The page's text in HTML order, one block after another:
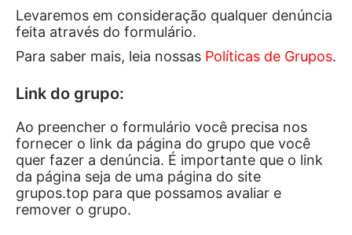
Levaremos em consideração qualquer denúncia
feita através do formulário.
Para saber mais, leia nossas Políticas de Grupos.
Link do grupo:
Ao preencher o formulário você precisa nos
fornecer o link da página do grupo que você
quer fazer a denúncia. É importante que o link
da página seja de uma página do site
grupos.top para que possamos avaliar e
remover o grupo.